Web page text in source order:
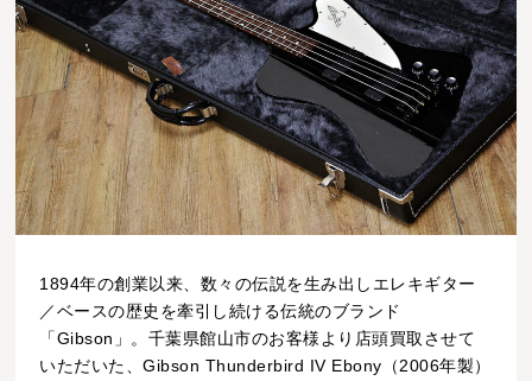
1894年の創業以来、数々の伝説を生み出しエレキギター
／ベースの歴史を牽引し続ける伝統のブランド
「Gibson」。千葉県館山市のお客様より店頭買取させて
いただいた、Gibson Thunderbird IV Ebony（2006年製）